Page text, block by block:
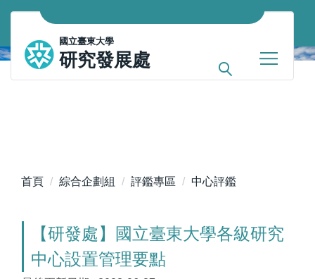
跳
主
要
內
國立臺東大學
研究發展處
首頁 綜合企劃組 評鑑專區 中心評鑑
【研發處】國立臺東大學各級研究
中心設置管理要點